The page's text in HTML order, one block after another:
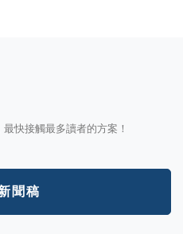
快接觸最多讀者的方案！
聞稿